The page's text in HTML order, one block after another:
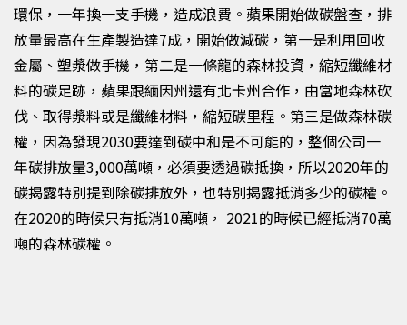
環保，一年換一支手機，造成浪費。蘋果開始做碳盤查，排
放量最高在生產製造達7成，開始做減碳，第一是利用回收
金屬、塑漿做手機，第二是一條龍的森林投資，縮短纖維材
料的碳足跡，蘋果跟緬因州還有北卡州合作，由當地森林砍
伐、取得漿料或是纖維材料，縮短碳里程。第三是做森林碳
權，因為發現2030要達到碳中和是不可能的，整個公司一
年碳排放量3,000萬噸，必須要透過碳抵換，所以2020年的
碳揭露特別提到除碳排放外，也特別揭露抵消多少的碳權。
在2020的時候只有抵消10萬噸， 2021的時候已經抵消70萬
噸的森林碳權。